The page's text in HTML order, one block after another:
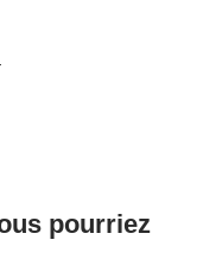
pourriez